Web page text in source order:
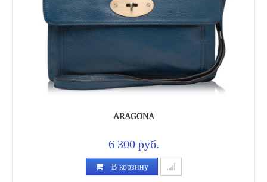
ARAGONA
6 300 руб.
В корзину